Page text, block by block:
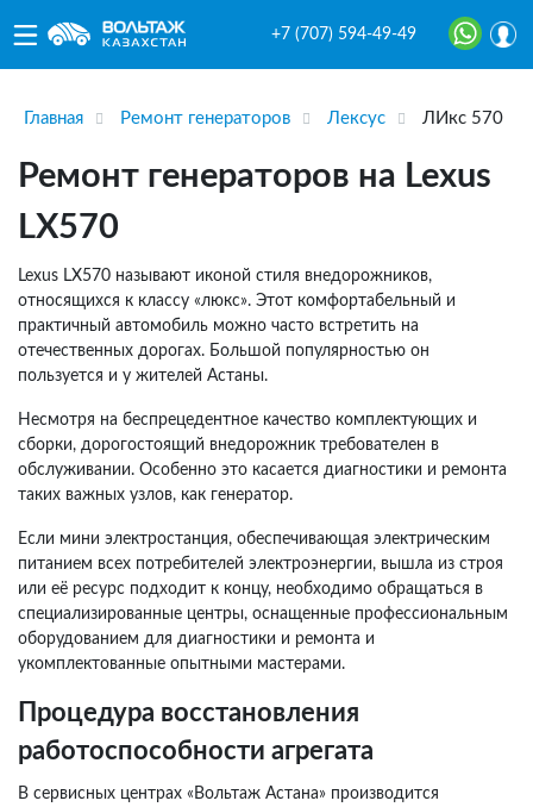
+7 (707) 594-49-49
Главная Ремонт генераторов Лексус ЛИкс 570
Ремонт генераторов на Lexus
LX570
Lexus LX570 называют иконой стиля внедорожников,
относящихся к классу «люкс». Этот комфортабельный и
практичный автомобиль можно часто встретить на
отечественных дорогах. Большой популярностью он
пользуется и у жителей Астаны.
Несмотря на беспрецедентное качество комплектующих и
сборки, дорогостоящий внедорожник требователен в
обслуживании. Особенно это касается диагностики и ремонта
таких важных узлов, как генератор.
Если мини электростанция, обеспечивающая электрическим
питанием всех потребителей электроэнергии, вышла из строя
или её ресурс подходит к концу, необходимо обращаться в
специализированные центры, оснащенные профессиональным
оборудованием для диагностики и ремонта и
укомплектованные опытными мастерами.
Процедура восстановления
работоспособности агрегата
В сервисных центрах «Вольтаж Астана» производится